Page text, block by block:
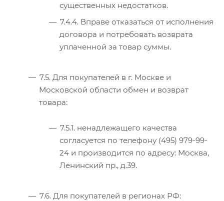
существенных недостатков.
7.4.4. Вправе отказаться от исполнения
договора и потребовать возврата
уплаченной за товар суммы.
7.5. Для покупателей в г. Москве и
Московской области обмен и возврат
товара:
7.5.1. ненадлежащего качества
согласуется по телефону (495) 979-99-
24 и производится по адресу: Москва,
Ленинский пр., д.39.
7.6. Для покупателей в регионах РФ: